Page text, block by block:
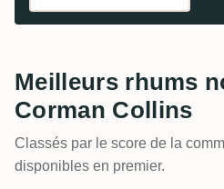
Meilleurs rhums
Corman Collins
Classés par le score de la
disponibles en premier.